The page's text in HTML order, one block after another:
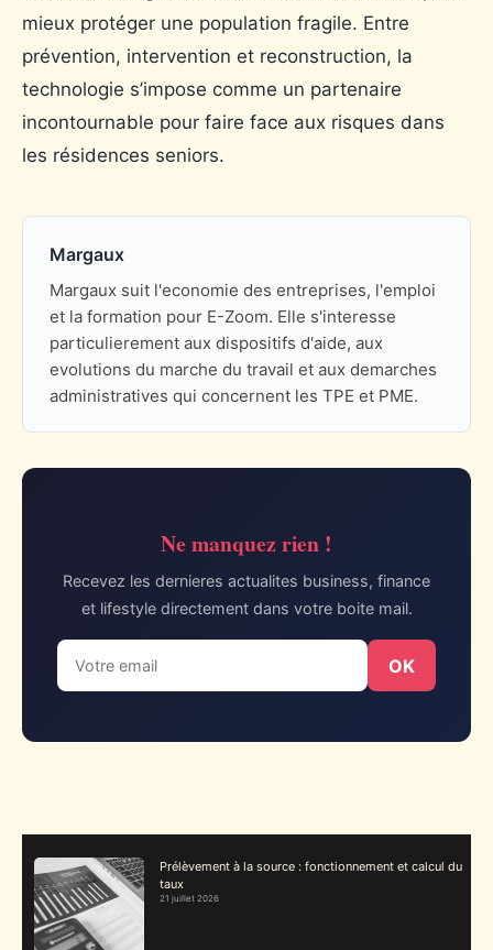
mieux protéger une population fragile. Entre
prévention, intervention et reconstruction, la
technologie s’impose comme un partenaire
incontournable pour faire face aux risques dans
les résidences seniors.
Margaux
Margaux suit l'economie des entreprises, l'emploi
et la formation pour E-Zoom. Elle s'interesse
particulierement aux dispositifs d'aide, aux
evolutions du marche du travail et aux demarches
administratives qui concernent les TPE et PME.
Ne manquez rien !
Recevez les dernieres actualites business, finance
et lifestyle directement dans votre boite mail.
OK
Prélèvement à la source : fonctionnement et calcul du
taux
21 juillet 2026